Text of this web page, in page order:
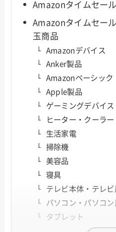
Amazonタイムセー
Amazonタイムセー
玉商品
Amazonデバイス
Anker製品
Amazonベーシック
Apple製品
ゲーミングデバイ
ヒーター・クーラー
生活家電
掃除機
美容品
寝具
テレビ本体・テレ
パソコン・パソコ
タブレット